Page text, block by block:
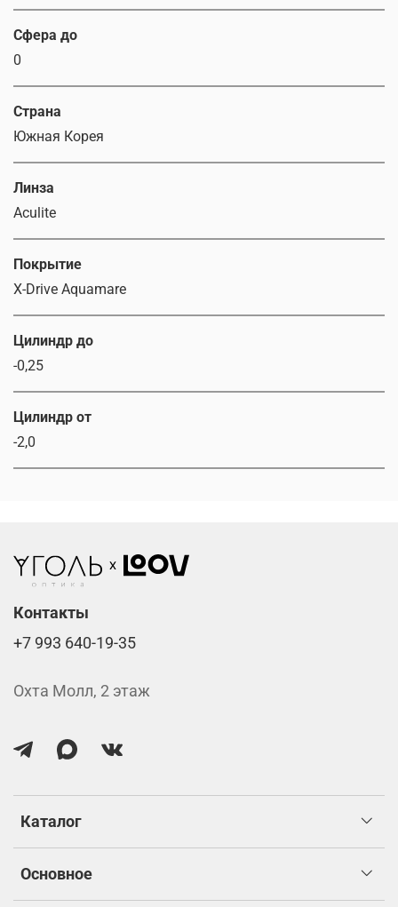
Сфера до
0
Страна
Южная Корея
Линза
Aculite
Покрытие
Х-Drive Aquamare
Цилиндр до
-0,25
Цилиндр от
-2,0
Каталог
Основное
Контакты
+7 993 640-19-35
Охта Молл, 2 этаж